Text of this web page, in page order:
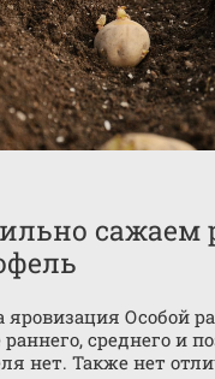
сажаем
яровизация Особой
раннего, среднего и
нет. Также нет